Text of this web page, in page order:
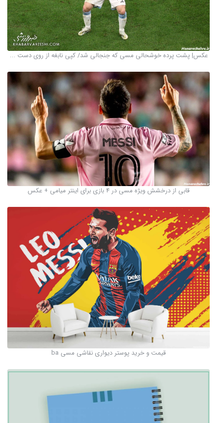
عکس| پشت پرده خوشحالی مسی که جنجالی شد/ کپی نابغه از روی دست ...
قابی از درخشش ویژه مسی در 4 بازی برای اینتر میامی + عکس
قیمت و خرید پوستر دیواری نقاشی مسی ba